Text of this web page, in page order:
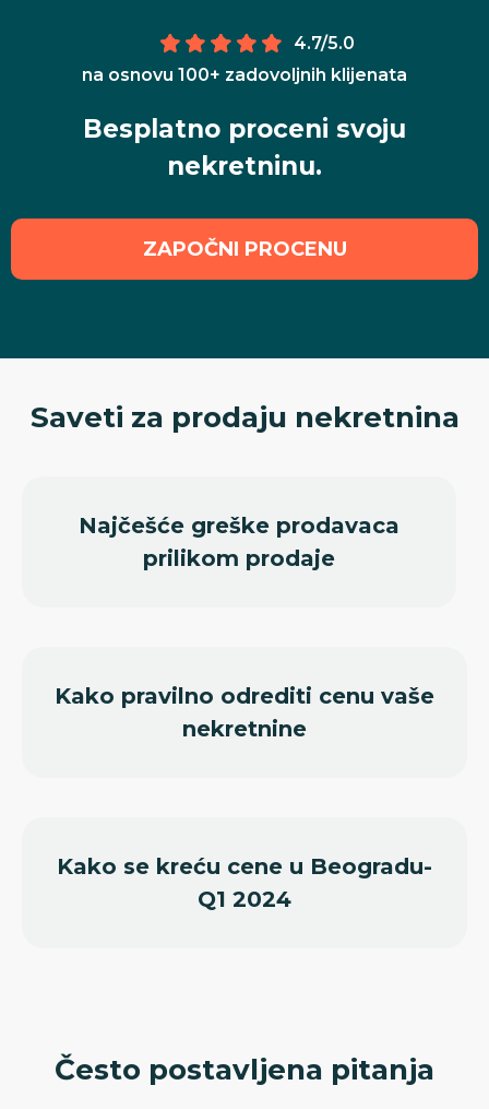
4.7/5.0
na osnovu 100+ zadovoljnih klijenata
Besplatno proceni svoju
nekretninu.
ZAPOČNI PROCENU
Saveti za prodaju nekretnina
Najčešće greške prodavaca
prilikom prodaje
Kako pravilno odrediti cenu vaše
nekretnine
Kako se kreću cene u Beogradu-
Q1 2024
Često postavljena pitanja